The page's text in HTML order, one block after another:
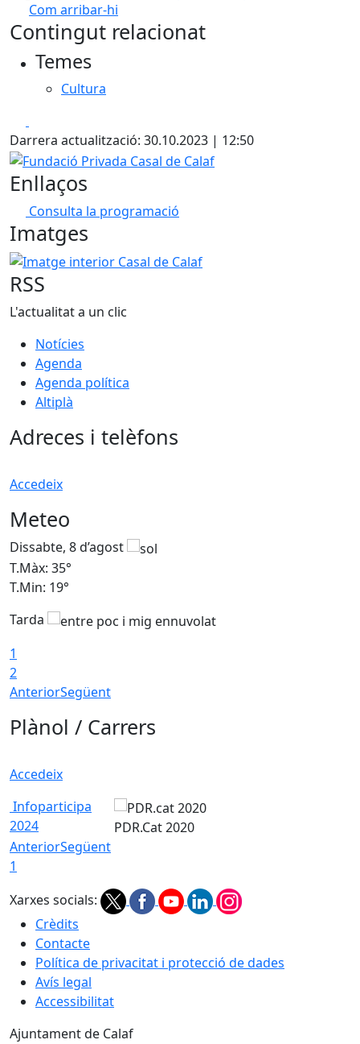
Com arribar-hi
+
Contingut relacionat
Temes
Cultura
Darrera actualització: 30.10.2023 | 12:50
Fundació Privada Casal de Calaf
Enllaços
Consulta la programació
Imatges
Imatge interior Casal de Calaf
RSS
L'actualitat a un clic
Notícies
Agenda
Agenda política
Altiplà
Adreces i telèfons
Accedeix
Meteo
Dissabte, 8 d’agost
T.Màx: 35°
T.Min: 19°
Tarda
1
2
AnteriorSegüent
Plànol / Carrers
Accedeix
Infoparticipa
2024
PDR.Cat 2020
AnteriorSegüent
1
Xarxes socials:
Crèdits
Contacte
Política de privacitat i protecció de dades
Avís legal
Accessibilitat
Ajuntament de Calaf